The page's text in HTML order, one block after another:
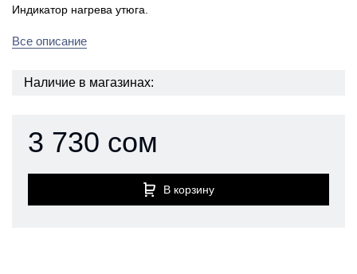
Индикатор нагрева утюга.
Все описание
Наличие в магазинах:
3 730 сом
В корзину